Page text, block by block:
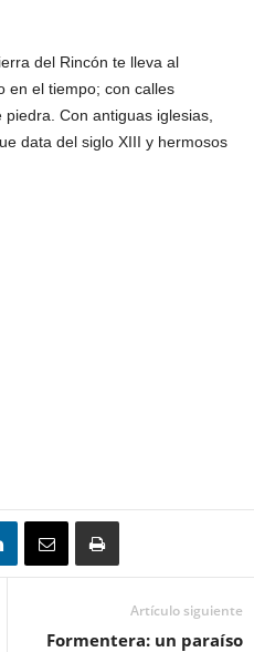
del Rincón te lleva al
en el tiempo; con calles
Con antiguas iglesias,
data del siglo XIII y hermosos
Artículo siguiente
Formentera: un paraíso